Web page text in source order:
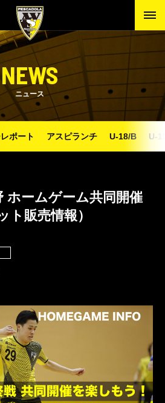
NEWS
ニュース
ポート アスピランチ U-18/B U-
ホームゲーム共同開催
ト販売情報）